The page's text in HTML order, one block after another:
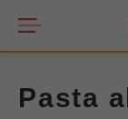
Pasta